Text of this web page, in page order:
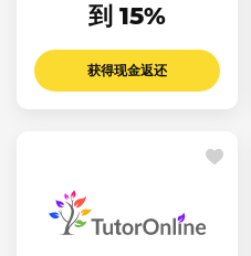
到 15%
获得现金返还